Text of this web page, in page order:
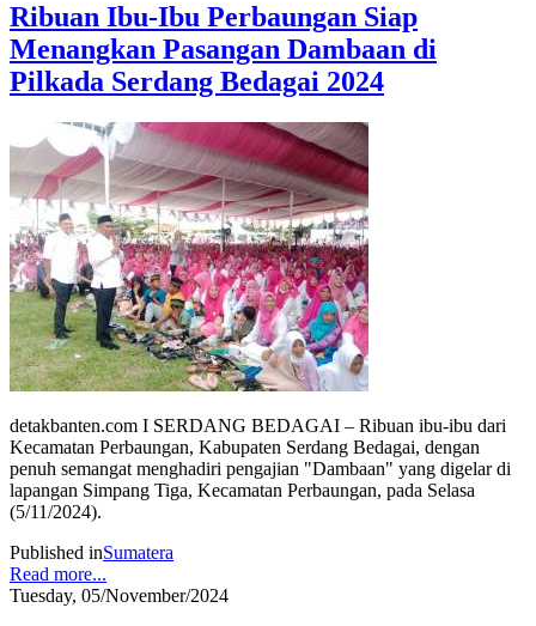
Ribuan Ibu-Ibu Perbaungan Siap
Menangkan Pasangan Dambaan di
Pilkada Serdang Bedagai 2024
detakbanten.com I SERDANG BEDAGAI – Ribuan ibu-ibu dari
Kecamatan Perbaungan, Kabupaten Serdang Bedagai, dengan
penuh semangat menghadiri pengajian "Dambaan" yang digelar di
lapangan Simpang Tiga, Kecamatan Perbaungan, pada Selasa
(5/11/2024).
Published inSumatera
Read more...
Tuesday, 05/November/2024